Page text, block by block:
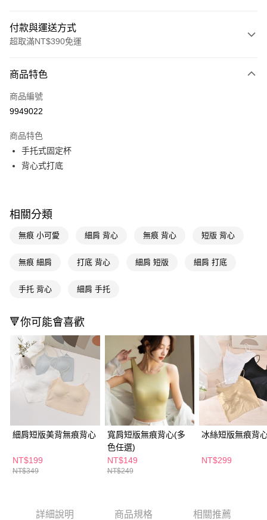
付款與運送方式
超取滿NT$390免運
POYA支付
信用卡一次付款
LINE Pay
Apple Pay
悠遊付
Google Pay
AFTEE先享後付
【關於「AFTEE先享後付」】
１．簡單：不需註冊會員、不需綁卡、不需儲值。
２．便利：只要手機號碼，簡訊認證，即可結帳。
３．安心：先確認商品／服務後，再付款。
【「AFTEE先享後付」結帳流程】
１．於結帳方式選擇「AFTEE先享後付」後，將跳轉至「AFTEE先享後付」
結帳頁面，進行簡訊認證並確認金額後，即可完成結帳。
２．訂單成立數日內，您將收到繳費通知簡訊。
３．收到繳費通知簡訊後14天內，點擊此簡訊中的連結，可透過四大超商／
ATM／網路銀行／等多元方式進行付款，方視為交易完成。
※ 請注意：結帳手續完成當下不需立刻繳費，但若您需要取消訂單，請聯絡
購買商品的店家。未經商家同意取消之訂單仍視為有效，需透過AFTEE先享
※ 交易是否成功請以「AFTEE先享後付 」之結帳頁面顯示為準，若有關於
是否繳費成功／繳費後需取消欲退款等相關疑問，請聯繫「AFTEE先享後付
１．透過由恩沛科技股份有限公司提供之「AFTEE先享後付」服務完成之交
即享券
運送方式
全家取貨付款
每筆NT$65，滿NT$390(含以上)免運費
付款後全家取貨
每筆NT$65，滿NT$390(含以上)免運費
每筆NT$65，滿NT$490(含以上)免運費
付款後萊爾富取貨
每筆NT$65，滿NT$490(含以上)免運費
每筆NT$65，滿NT$490(含以上)免運費
商品特色
商品編號
9949022
商品特色
手托式固定杯
背心式打底
相關分類
無痕 小可愛 細肩 背心 無痕 背心 短版 背心
無痕 細肩 打底 背心 細肩 短版 細肩 打底
手托 背心 細肩 手托
🔻你可能會喜歡
細肩短版美背無痕背心
NT$199
NT$349
寬肩短版無痕背心(多
色任選)
NT$149
NT$249
冰絲短版無痕背
NT$299
詳細說明 商品規格 相關推薦